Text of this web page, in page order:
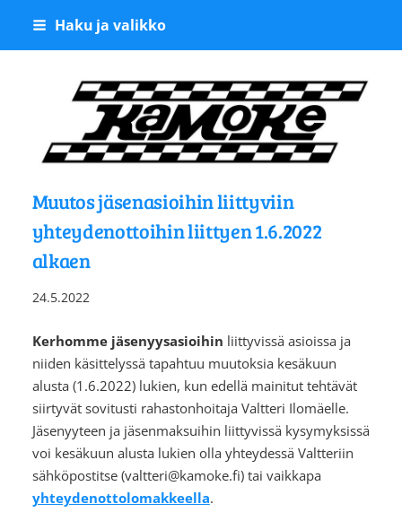
Siirry
Haku ja valikko
Kangasalan
Muutos jäsenasioihin liittyviin
yhteydenottoihin liittyen 1.6.2022
alkaen
24.5.2022
Kerhomme jäsenyysasioihin liittyvissä asioissa ja
niiden käsittelyssä tapahtuu muutoksia kesäkuun
alusta (1.6.2022) lukien, kun edellä mainitut tehtävät
siirtyvät sovitusti rahastonhoitaja Valtteri Ilomäelle.
Jäsenyyteen ja jäsenmaksuihin liittyvissä kysymyksissä
voi kesäkuun alusta lukien olla yhteydessä Valtteriin
sähköpostitse (valtteri@kamoke.fi) tai vaikkapa
yhteydenottolomakkeella.